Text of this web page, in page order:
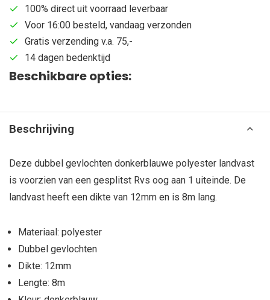
100% direct uit voorraad leverbaar
Voor 16:00 besteld, vandaag verzonden
Gratis verzending v.a. 75,-
14 dagen bedenktijd
Beschikbare opties:
Beschrijving
Deze dubbel gevlochten donkerblauwe polyester landvast
is voorzien van een gesplitst Rvs oog aan 1 uiteinde. De
landvast heeft een dikte van 12mm en is 8m lang.
Materiaal: polyester
Dubbel gevlochten
Dikte: 12mm
Lengte: 8m